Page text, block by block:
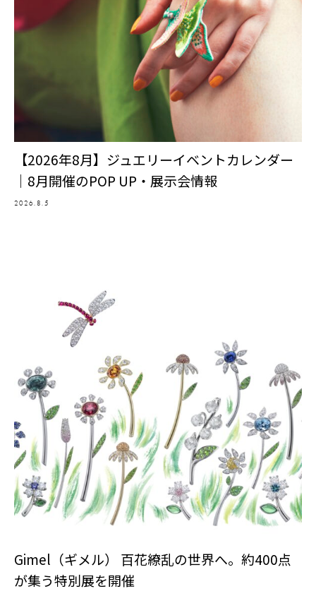
【2026年8月】ジュエリーイベントカレンダー
｜8月開催のPOP UP・展示会情報
2026.8.5
Gimel（ギメル） 百花繚乱の世界へ。約400点
が集う特別展を開催